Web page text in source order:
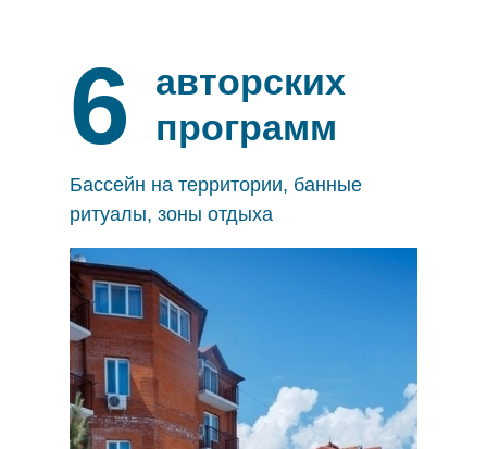
6
авторских
программ
Бассейн на территории, банные
ритуалы, зоны отдыха